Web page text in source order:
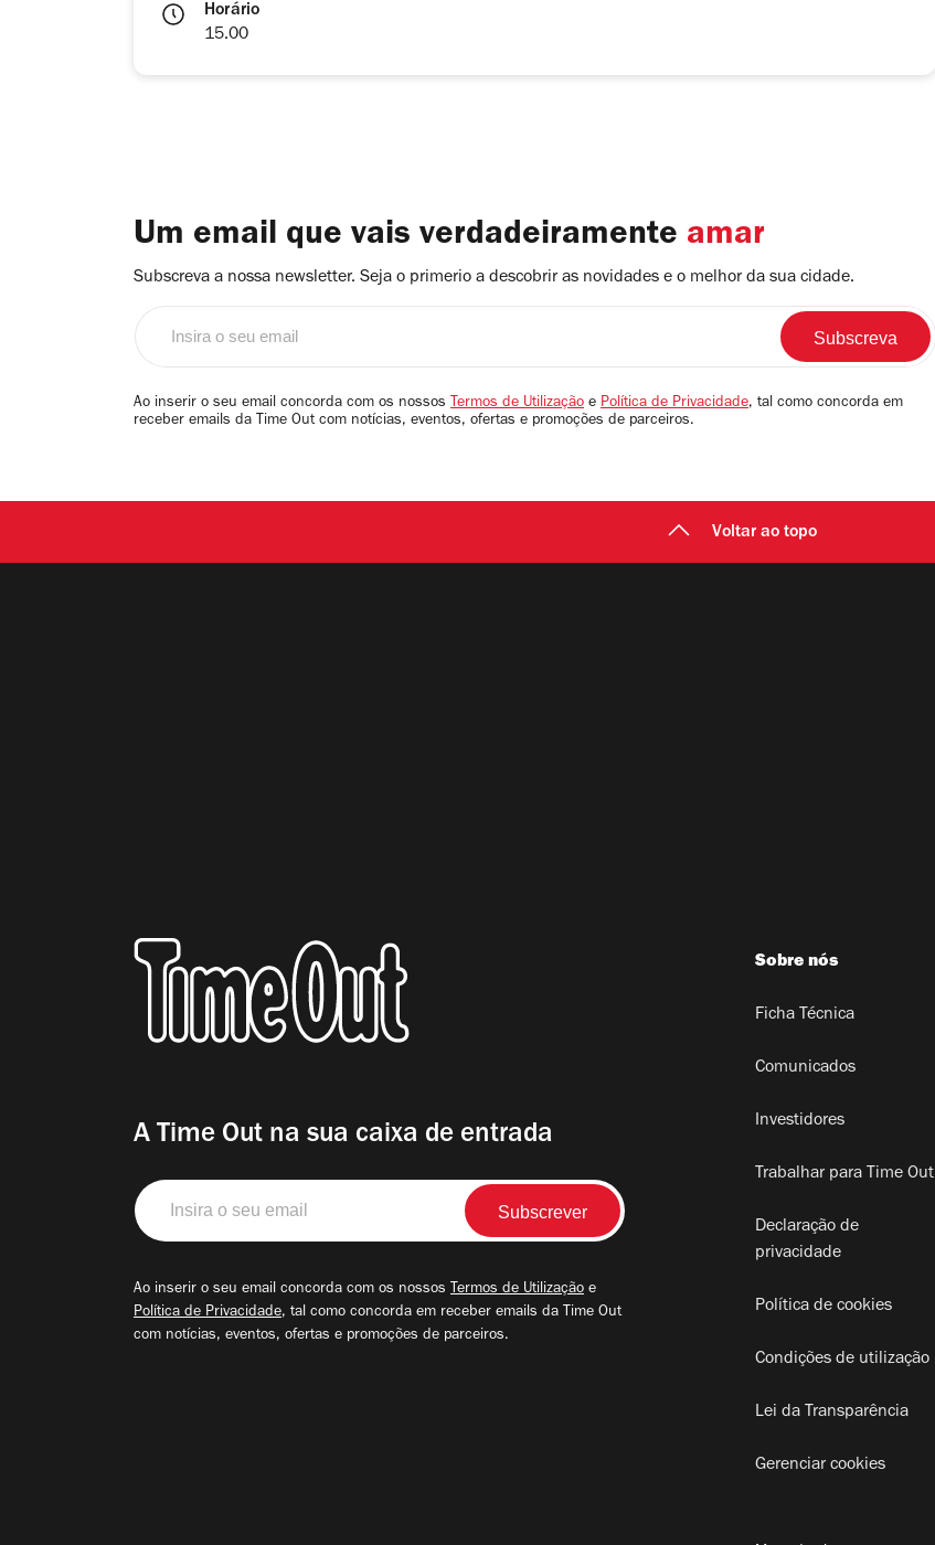
Horário
15.00
Um email que vais verdadeiramente amar
Subscreva a nossa newsletter. Seja o primerio a descobrir as novidades e o melhor da sua cidade.
email
Ao inserir o seu email concorda com os nossos Termos de Utilização e Política de Privacidade, tal como concorda em
receber emails da Time Out com notícias, eventos, ofertas e promoções de parceiros.
Voltar ao topo
A Time Out na sua caixa de entrada
Insira
o
seu
Ao inserir o seu email concorda com os nossos Termos de Utilização e
Política de Privacidade, tal como concorda em receber emails da Time Out
com notícias, eventos, ofertas e promoções de parceiros.
Sobre nós
Ficha Técnica
Comunicados
Investidores
Trabalhar para Time Out
Declaração de
privacidade
Política de cookies
Condições de utilização
Lei da Transparência
Gerenciar cookies